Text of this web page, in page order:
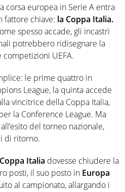
corsa europea in Serie A entra
fattore chiave: la Coppa Italia.
spesso accade, gli incastri
potrebbero ridisegnare la
UEFA.
le prime quattro in
League, la quinta accede
vincitrice della Coppa Italia,
la Conference League. Ma
del torneo nazionale,
di ritorno.
Coppa Italia dovesse chiudere la
posti, il suo posto in Europa
al campionato, allargando i